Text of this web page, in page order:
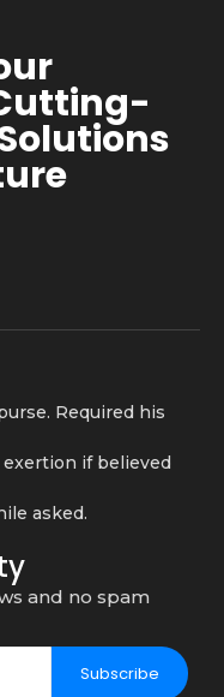
Required his
if believed
asked.
and no spam
Subscribe